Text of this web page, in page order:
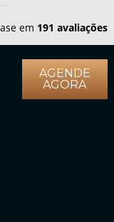
em 191 avaliações
AGENDE
AGORA